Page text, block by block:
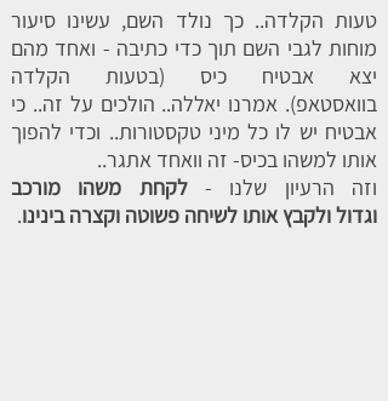
טעות הקלדה.. כך נולד השם, עשינו סיעור
מוחות לגבי השם תוך כדי כתיבה - ואחד מהם
יצא אבטיח כיס (בטעות הקלדה
בוואסטאפ). אמרנו יאללה.. הולכים על זה.. כי
אבטיח יש לו כל מיני טקסטורות.. וכדי להפוך
אותו למשהו בכיס- זה וואחד אתגר..
וזה הרעיון שלנו -לקחת משהו מורכב
וגדול ולקבץ אותו לשיחה פשוטה וקצרה בינינו.